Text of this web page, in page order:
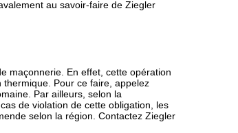
au savoir-faire de Ziegler
maçonnerie. En effet, cette opération
thermique. Pour ce faire, appelez
Par ailleurs, selon la
de violation de cette obligation, les
selon la région. Contactez Ziegler